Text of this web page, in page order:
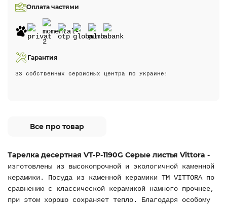
Оплата частями
Гарантия
33 собственных сервисных центра по Украине!
Все про товар
Тарелка десертная VT-P-1190G Серые листья Vittora -
изготовлены из высокопрочной и экологичной каменной
керамики. Посуда из каменной керамики ТМ VITTORA по
сравнению с классической керамикой намного прочнее,
при этом хорошо сохраняет тепло. Благодаря особому